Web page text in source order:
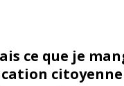
ce que je